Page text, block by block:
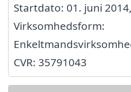
Startdato: 01. juni 2014,
Virksomhedsform:
CVR: 35791043